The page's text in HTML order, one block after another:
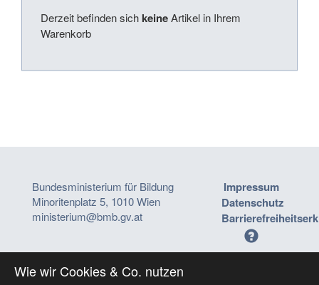
Derzeit befinden sich keineArtikel in Ihrem
Warenkorb
Bundesministerium für Bildung
Minoritenplatz 5, 1010 Wien
ministerium@bmb.gv.at
Impressum
Datenschutz
Wie wir Cookies & Co. nutzen